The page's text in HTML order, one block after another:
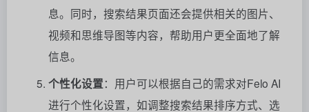
息。同时，搜索结果页面还会提供相关的图片、
视频和思维导图等内容，帮助用户更全面地了解
信息。
个性化设置：用户可以根据自己的需求对Felo AI
进行个性化设置，如调整搜索结果排序方式、选